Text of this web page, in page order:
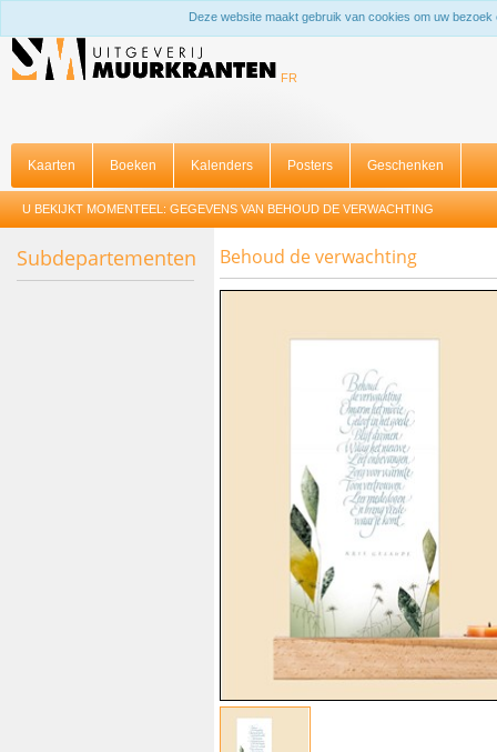
Deze website maakt gebruik van cookies om uw
FR
Kaarten Boeken Kalenders Posters Geschenken
U BEKIJKT MOMENTEEL: GEGEVENS VAN BEHOUD DE VERWACHTING
Subdepartementen Behoud de verwachting